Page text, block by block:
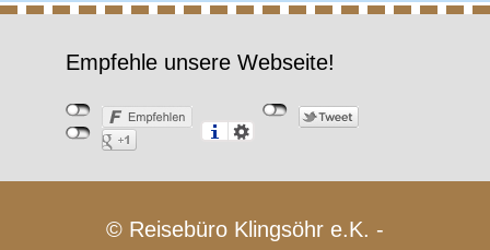
Empfehle unsere Webseite!
© Reisebüro Klingsöhr e.K. -